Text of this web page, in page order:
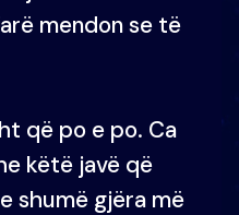
mendon se të
që po e po. Ca
këtë javë që
shumë gjëra më